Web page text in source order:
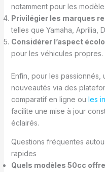
notamment pour les
Privilégier les marques
telles que Yamaha, Aprilia,
Considérer l’aspect
pour les véhicules propres.
Enfin, pour les
nouveautés via des
comparatif en ligne ou les
facilite une mise à jour
éclairés.
Questions fréquentes
rapides
Quels modèles 50cc